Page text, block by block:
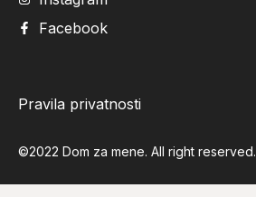
Facebook
©2022 Dom za mene. All right reserved.
Pravila privatnosti